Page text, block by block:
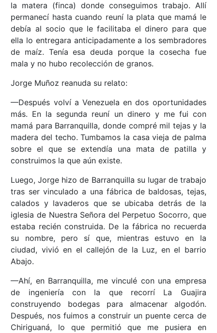
la matera (finca) donde conseguimos trabajo. Allí
permanecí hasta cuando reuní la plata que mamá le
debía al socio que le facilitaba el dinero para que
ella lo entregara anticipadamente a los sembradores
de maíz. Tenía esa deuda porque la cosecha fue
mala y no hubo recolección de granos.
Jorge Muñoz reanuda su relato:
—Después volví a Venezuela en dos oportunidades
más. En la segunda reuní un dinero y me fui con
mamá para Barranquilla, donde compré mil tejas y la
madera del techo. Tumbamos la casa vieja de palma
sobre el que se extendía una mata de patilla y
construimos la que aún existe.
Luego, Jorge hizo de Barranquilla su lugar de trabajo
tras ser vinculado a una fábrica de baldosas, tejas,
calados y lavaderos que se ubicaba detrás de la
iglesia de Nuestra Señora del Perpetuo Socorro, que
estaba recién construida. De la fábrica no recuerda
su nombre, pero sí que, mientras estuvo en la
ciudad, vivió en el callejón de la Luz, en el barrio
Abajo.
—Ahí, en Barranquilla, me vinculé con una empresa
de ingeniería con la que recorrí La Guajira
construyendo bodegas para almacenar algodón.
Después, nos fuimos a construir un puente cerca de
Chiriguaná, lo que permitió que me pusiera en